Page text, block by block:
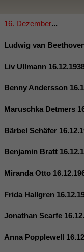
16. Dezember...
Ludwig van
Liv Ullmann
Benny Andersson
Maruschka Detmers
Bärbel Schäfer
Benjamin Bratt
Miranda Otto
Frida Hallgren
Jonathan Scarfe
Anna Popplewell